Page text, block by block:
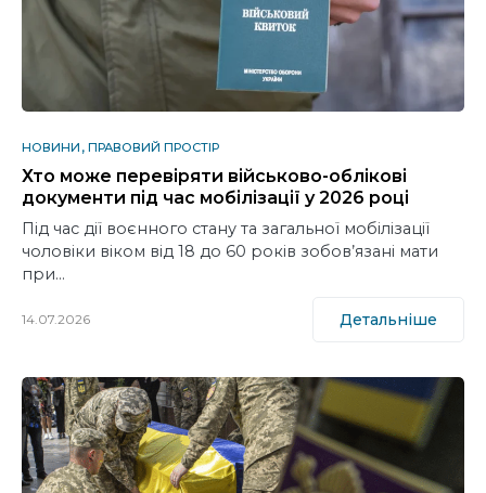
НОВИНИ ПРАВОВИЙ ПРОСТІР
Хто може перевіряти військово-облікові
документи під час мобілізації у 2026 році
Під час дії воєнного стану та загальної мобілізації
чоловіки віком від 18 до 60 років зобов’язані мати
при…
14.07.2026 Детальніше